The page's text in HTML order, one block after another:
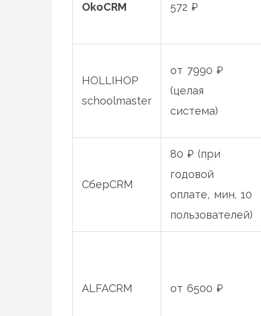
OkoCRM 572 ₽
HOLLIHOP
schoolmaster
от 7990 ₽
(целая
система)
СберCRM
80 ₽ (при
годовой
оплате, мин. 10
пользователей)
ALFACRM от 6500 ₽